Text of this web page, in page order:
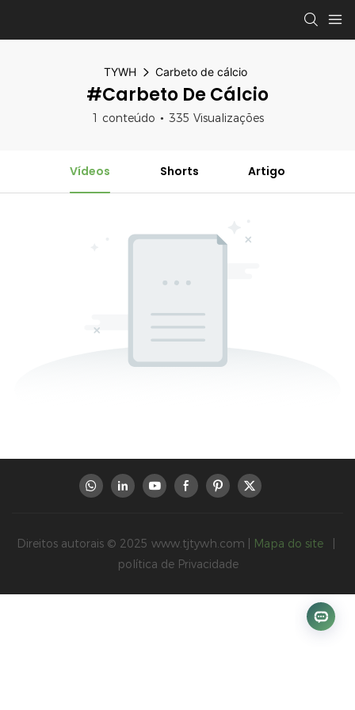
TYWH Carbeto de cálcio
#Carbeto De Cálcio
1 conteúdo 335 Visualizações
Vídeos Shorts Artigo
Direitos autorais © 2025 www.tjtywh.com Mapa do site
política de Privacidade